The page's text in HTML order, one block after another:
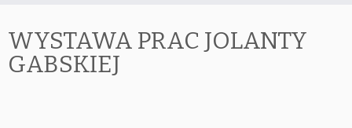
to
content
WYSTAWA PRAC JOLANTY
GABSKIEJ